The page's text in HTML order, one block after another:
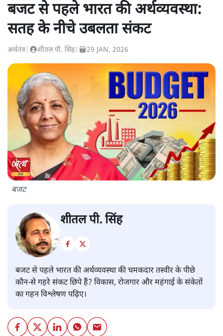
बजट से पहले भारत की अर्थव्यवस्था:
सतह के नीचे उबलता संकट
अर्थतंत्र शीतल पी. सिंह| 29 JAN, 2026
बजट
शीतल पी. सिंह
बजट से पहले भारत की अर्थव्यवस्था की चमकदार तस्वीर के पीछे
कौन-से गहरे संकट छिपे हैं? विकास, रोजगार और महंगाई के संकेतों
का गहन विश्लेषण पढ़िए।